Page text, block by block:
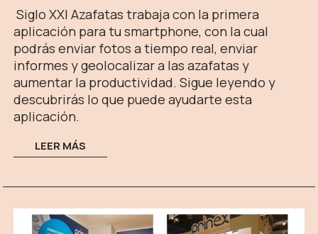
Siglo XXI Azafatas trabaja con la primera
aplicación para tu smartphone, con la cual
podrás enviar fotos a tiempo real, enviar
informes y geolocalizar a las azafatas y
aumentar la productividad. Sigue leyendo y
descubrirás lo que puede ayudarte esta
aplicación.
LEER MÁS